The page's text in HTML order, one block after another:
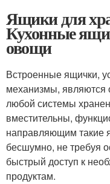
Ящики для
Кухонные
овощи
Встроенные ящички,
механизмы, являются
любой системы
вместительны,
направляющим такие
бесшумно, не требуя
быстрый доступ к
продуктам.